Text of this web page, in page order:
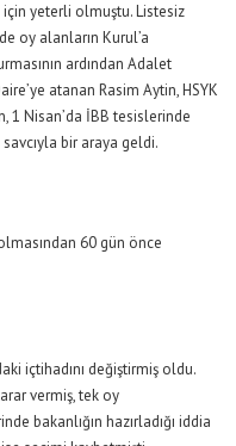
yeterli olmuştu. Listesiz
oy alanların Kurul’a
ardından Adalet
atanan Rasim Aytin, HSYK
1 Nisan’da İBB tesislerinde
bir araya geldi.
60 gün önce
içtihadını değiştirmiş oldu.
vermiş, tek oy
bakanlığın hazırladığı iddia